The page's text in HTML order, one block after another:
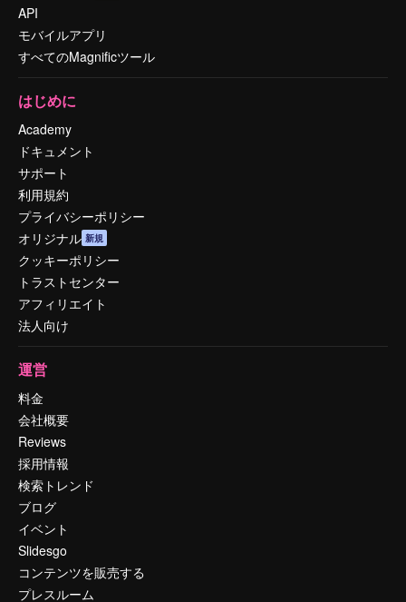
API
モバイルアプリ
すべてのMagnificツール
はじめに
Academy
ドキュメント
サポート
利用規約
プライバシーポリシー
オリジナル 新規
クッキーポリシー
トラストセンター
アフィリエイト
法人向け
運営
料金
会社概要
Reviews
採用情報
検索トレンド
ブログ
イベント
Slidesgo
コンテンツを販売する
プレスルーム